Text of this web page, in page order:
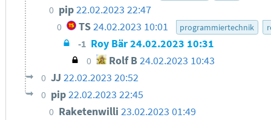
0 pip22.02.2023 22:47
0 TS24.02.2023 10:01 programmiertechnik
-1 Roy Bär24.02.2023 10:31
0 Rolf B24.02.2023 10:43
0 JJ 22.02.2023 20:52
0 pip22.02.2023 22:45
0 Raketenwilli 23.02.2023 01:49